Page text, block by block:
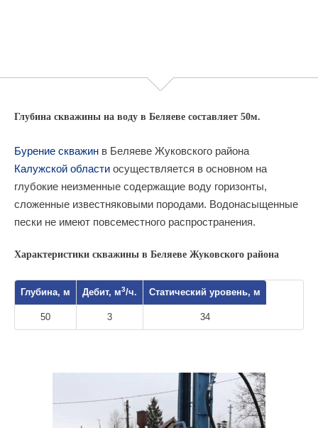
Глубина скважины на воду в Беляеве составляет 50м.
Бурение скважин в Беляеве Жуковского района
Калужской области осуществляется в основном на
глубокие неизменные содержащие воду горизонты,
сложенные известняковыми породами. Водонасыщенные
пески не имеют повсеместного распространения.
Характеристики скважины в Беляеве Жуковского района
Глубина, м Дебит, м3/ч. Статический уровень, м
50 3 34